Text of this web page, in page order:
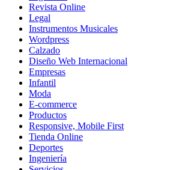
Revista Online
Legal
Instrumentos Musicales
Wordpress
Calzado
Diseño Web Internacional
Empresas
Infantil
Moda
E-commerce
Productos
Responsive, Mobile First
Tienda Online
Deportes
Ingeniería